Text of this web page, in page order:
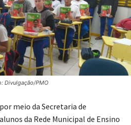
Divulgação/PMO
meio da Secretaria de
da Rede Municipal de Ensino